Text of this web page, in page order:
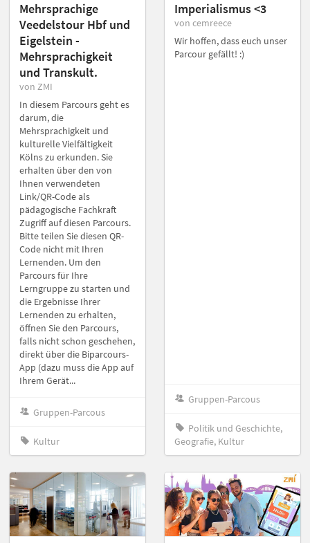
Mehrsprachige
Veedelstour Hbf und
Eigelstein -
Mehrsprachigkeit
und Transkult.
von ZMI
In diesem Parcours geht es
darum, die
Mehrsprachigkeit und
kulturelle Vielfältigkeit
Kölns zu erkunden. Sie
erhalten über den von
Ihnen verwendeten
Link/QR-Code als
pädagogische Fachkraft
Zugriff auf diesen Parcours.
Bitte teilen Sie diesen QR-
Code nicht mit Ihren
Lernenden. Um den
Parcours für Ihre
Lerngruppe zu starten und
die Ergebnisse Ihrer
Lernenden zu erhalten,
öffnen Sie den Parcours,
falls nicht schon geschehen,
direkt über die Biparcours-
App (dazu muss die App auf
Ihrem Gerät...
Gruppen-Parcous
Kultur
Imperialismus <3
von cemreece
Wir hoffen, dass euch unser
Parcour gefällt! :)
Gruppen-Parcous
Politik und Geschichte,
Geografie, Kultur